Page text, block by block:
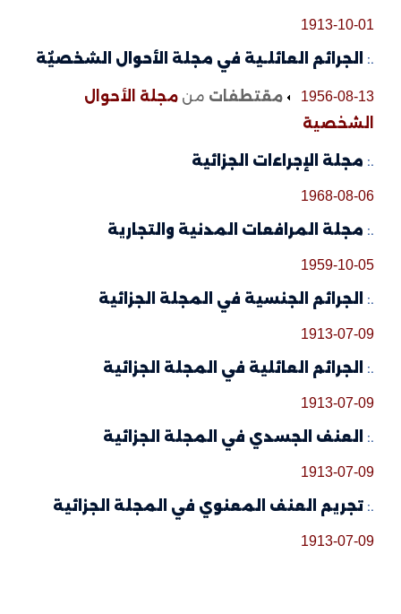
1913-10-01
الجرائم العائلـية في مجلة الأحوال الشخصيٌة
1956-08-13 مقتطفات من مجلة الأحوال
الشخصية
مجلة الإجراءات الجزائية
1968-08-06
مجلة المرافعات المدنية والتجارية
1959-10-05
الجرائم الجنسية في المجلة الجزائية
1913-07-09
الجرائم العائلية في المجلة الجزائية
1913-07-09
العنف الجسدي في المجلة الجزائية
1913-07-09
تجريم العنف المعنوي في المجلة الجزائية
1913-07-09